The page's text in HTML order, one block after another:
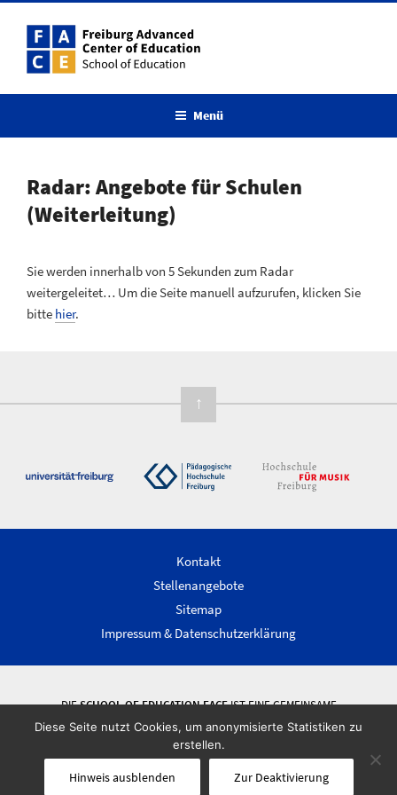
Inhalt
springen
Menü
Radar: Angebote für Schulen
(Weiterleitung)
Sie werden innerhalb von 5 Sekunden zum Radar
weitergeleitet… Um die Seite manuell aufzurufen, klicken Sie
bitte hier.
↑
Kontakt
Stellenangebote
Sitemap
Impressum & Datenschutzerklärung
DIESCHOOL OF EDUCATION FACEIST EINE GEMEINSAME
WISSENSCHAFTLICHE EINRICHTUNG DER ALBERT-LUDWIGS-UNIVERSITÄT
FREIBURG, DER PÄDAGOGISCHEN HOCHSCHULE FREIBURG UND DER
HOCHSCHULE FÜR MUSIK FREIBURG.
Diese Seite nutzt Cookies, um anonymisierte Statistiken zu
erstellen.
Hinweis ausblenden Zur Deaktivierung